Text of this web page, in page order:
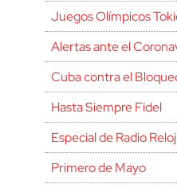
Juegos Olímpicos
Alertas ante el
Cuba contra el
Hasta Siempre Fidel
Especial de Radio
Primero de Mayo